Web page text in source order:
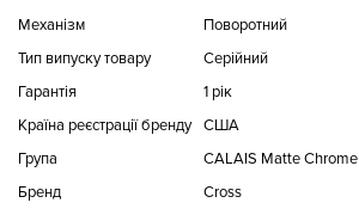
Механізм
Поворотний
Тип випуску товару
Серійний
Гарантія
1 рік
Країна реєстрації бренду
США
Група
CALAIS Matte Chrome
Бренд
Cross